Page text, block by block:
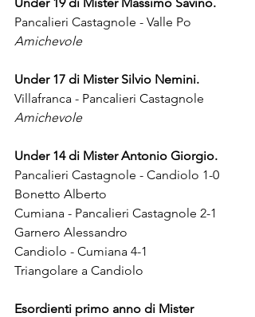
Pancalieri Castagnole - Valle Po
Amichevole
Under 17 di Mister Silvio Nemini.
Villafranca - Pancalieri Castagnole
Amichevole
Under 14 di Mister Antonio Giorgio.
Pancalieri Castagnole - Candiolo 1-0
Bonetto Alberto
Cumiana - Pancalieri Castagnole 2-1
Garnero Alessandro
Candiolo - Cumiana 4-1
Triangolare a Candiolo
Esordienti primo anno di Mister